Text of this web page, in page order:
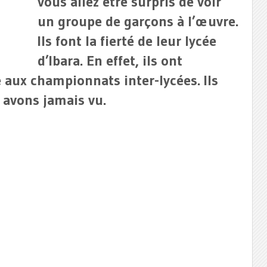
un groupe de garçons à l’œuvre.
Ils font la fierté de leur lycée
d’Ibara. En effet, ils ont
championnats inter-lycées. Ils
jamais vu.